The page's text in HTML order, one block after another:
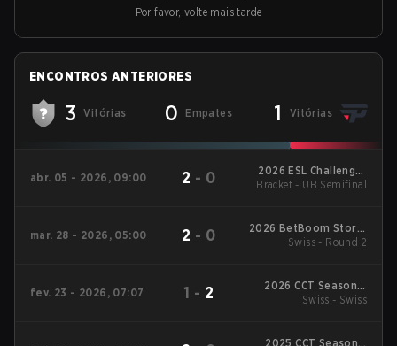
Por favor, volte mais tarde
ENCONTROS ANTERIORES
3 Vitórias 0 Empates 1 Vitórias
abr. 05 - 2026, 09:00 2 - 0
2026 ESL Challenger
League Season 51:
Bracket - UB Semifinal
mar. 28 - 2026, 05:00 2 - 0
2026 BetBoom Storm
Season 2
Swiss - Round 2
fev. 23 - 2026, 07:07 1 - 2
2026 CCT Season 3
South American
Swiss - Swiss
2025 CCT Season 2